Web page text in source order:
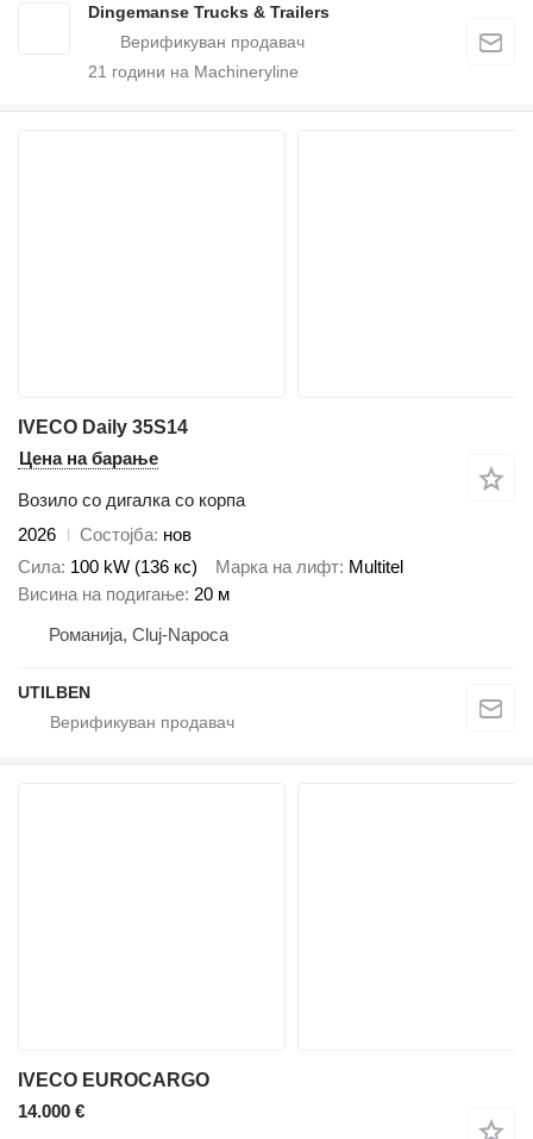
Dingemanse Trucks & Trailers
21 години на Machineryline
IVECO Daily 35S14
Цена на барање
Возило со дигалка со корпа
2026
Состојба нов
Сила 100 kW (136 кс) Марка на лифт Multitel
Висина на подигање 20 м
Романија, Cluj-Napoca
UTILBEN
IVECO EUROCARGO
14.000 €